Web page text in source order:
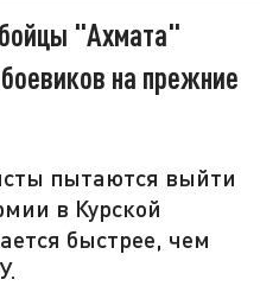
"Ахмата"
на прежние
пытаются выйти
в Курской
быстрее, чем